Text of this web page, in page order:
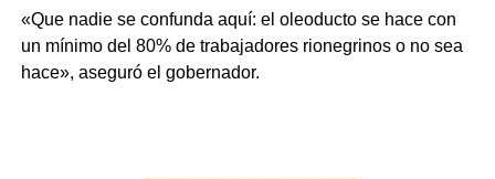
«Que nadie se confunda aquí: el oleoducto se hace con
un mínimo del 80% de trabajadores rionegrinos o no sea
hace», aseguró el gobernador.